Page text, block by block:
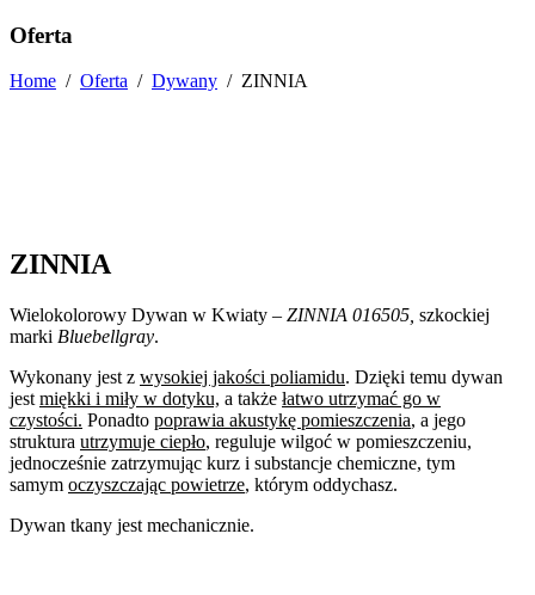
Oferta
Home / Oferta / Dywany / ZINNIA
ZINNIA
Wielokolorowy Dywan w Kwiaty – ZINNIA 016505, szkockiej
marki Bluebellgray.
Wykonany jest z wysokiej jakości poliamidu. Dzięki temu dywan
jest miękki i miły w dotyku, a także łatwo utrzymać go w
czystości. Ponadto poprawia akustykę pomieszczenia, a jego
struktura utrzymuje ciepło, reguluje wilgoć w pomieszczeniu,
jednocześnie zatrzymując kurz i substancje chemiczne, tym
samym oczyszczając powietrze, którym oddychasz.
Dywan tkany jest mechanicznie.